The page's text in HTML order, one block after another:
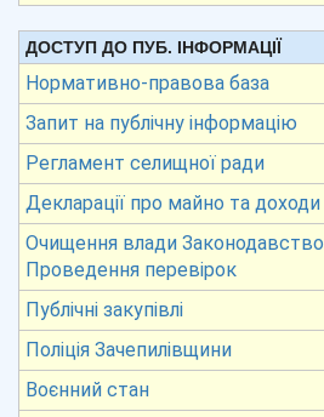
ДОСТУП ДО ПУБ. ІНФОРМАЦІЇ
Нормативно-правова база
Запит на публічну інформацію
Регламент селищної ради
Декларації про майно та доходи
Очищення влади Законодавство
Проведення перевірок
Публічні закупівлі
Поліція Зачепилівщини
Воєнний стан